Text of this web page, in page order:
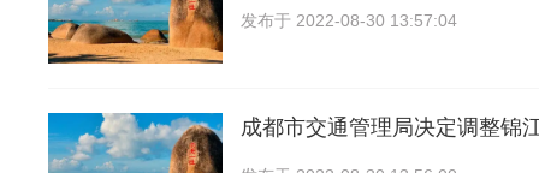
发布于 2022-08-30 13:57:04
成都市交通管理局决定调整锦